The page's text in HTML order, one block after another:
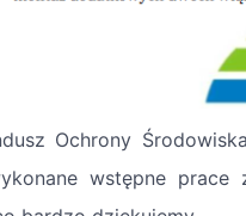
Ochrony
wstępne prace